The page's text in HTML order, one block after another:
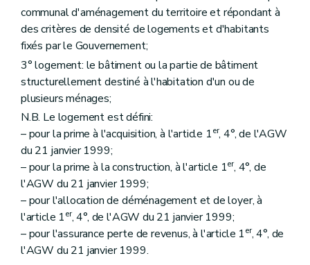
Art. 28
Chapitre III Des aides aux personnes morales autres que les sociétés de logement de service public
Section première Des aides au logement
Sous-section première
Art. 29
Art. 30
Art. 31
Art. 32
Art. 33
Art. 34
Sous-section 2 Des conditions d'octroi et du calcul des aides
Art. 35
Art. 36
Art. 37
Art. 38
Sous-section 3 De la procédure
Art. 39
Art. 40
Art. 41
Art. 42
communal d'aménagement du territoire et répondant à
des critères de densité de logements et d'habitants
fixés par le Gouvernement;
3° logement: le bâtiment ou la partie de bâtiment
structurellement destiné à l'habitation d'un ou de
plusieurs ménages;
N.B. Le logement est défini:
– pour la prime à l'acquisition, à l'article 1er, 4°, de l'AGW
du 21 janvier 1999;
– pour la prime à la construction, à l'article 1er, 4°, de
l'AGW du 21 janvier 1999;
– pour l'allocation de déménagement et de loyer, à
l'article 1er, 4°, de l'AGW du 21 janvier 1999;
– pour l'assurance perte de revenus, à l'article 1er, 4°, de
l'AGW du 21 janvier 1999.